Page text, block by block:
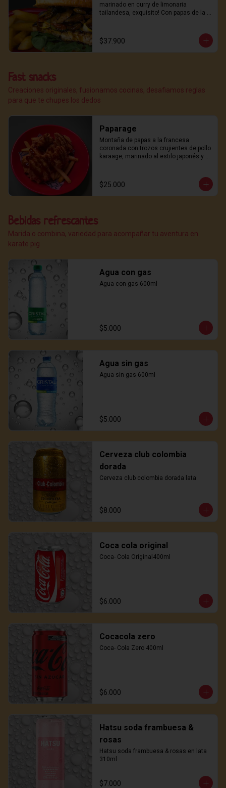
de lo delicioso. ¿listo para el placer de
los sabores intensos?  Con papas de la
marinado en curry de limonaria
tailandesa, exquisito! Con papas de la
$37.900
Fast snacks
Creaciones originales, fusionamos cocinas, desafiamos reglas
para que te chupes los dedos
Paparage
Montaña de papas a la francesa
coronada con trozos crujientes de pollo
karaage, marinado al estilo japonés y
un toque de furikake casero para el
golpe final de umami.
$25.000
Bebidas refrescantes
Marida o combina, variedad para acompañar tu aventura en
karate pig
Agua con gas
Agua con gas 600ml
$5.000
Agua sin gas
Agua sin gas 600ml
$5.000
Cerveza club colombia
dorada
Cerveza club colombia dorada lata
$8.000
Coca cola original
Coca- Cola Original400ml
$6.000
Cocacola zero
Coca- Cola Zero 400ml
$6.000
Hatsu soda frambuesa &
rosas
Hatsu soda frambuesa & rosas en lata
310ml
$7.000